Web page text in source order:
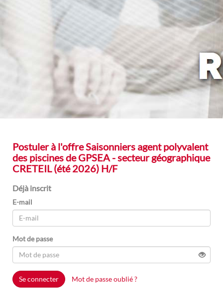
Postuler à l'offreSaisonniers agent polyvalent
des piscines de GPSEA - secteur géographique
CRETEIL (été 2026) H/F
Déjà inscrit
E-mail
Mot de passe
Se connecter Mot de passe oublié ?